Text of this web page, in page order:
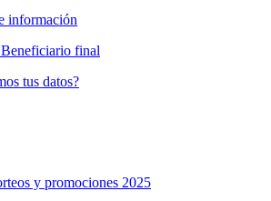
información
final
tus datos?
y promociones 2025